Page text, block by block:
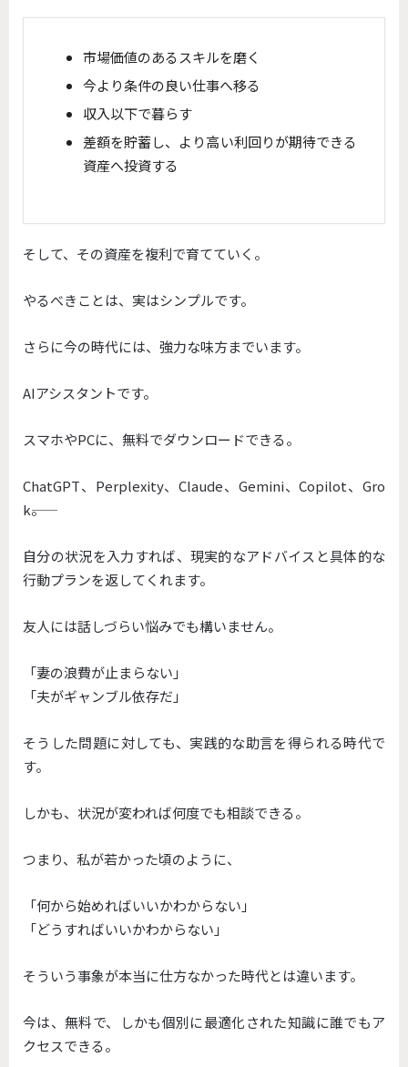
市場価値のあるスキルを磨く
今より条件の良い仕事へ移る
収入以下で暮らす
差額を貯蓄し、より高い利回りが期待できる
資産へ投資する
そして、その資産を複利で育てていく。
やるべきことは、実はシンプルです。
さらに今の時代には、強力な味方までいます。
AIアシスタントです。
スマホやPCに、無料でダウンロードできる。
ChatGPT、Perplexity、Claude、Gemini、Copilot、Gro
k――。
自分の状況を入力すれば、現実的なアドバイスと具体的な
行動プランを返してくれます。
友人には話しづらい悩みでも構いません。
「妻の浪費が止まらない」
「夫がギャンブル依存だ」
そうした問題に対しても、実践的な助言を得られる時代で
す。
しかも、状況が変われば何度でも相談できる。
つまり、私が若かった頃のように、
「何から始めればいいかわからない」
「どうすればいいかわからない」
そういう事象が本当に仕方なかった時代とは違います。
今は、無料で、しかも個別に最適化された知識に誰でもア
クセスできる。